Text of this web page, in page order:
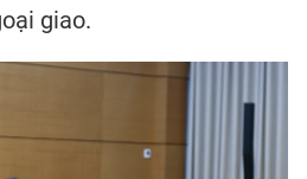
giao.